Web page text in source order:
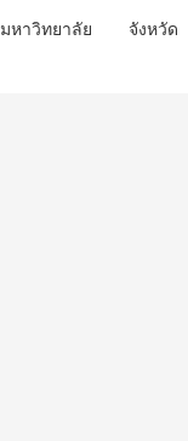
มหาวิทยาลัย จังหวัด